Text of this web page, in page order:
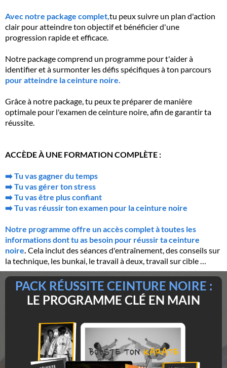
Avec notre package complet, tu peux suivre un plan d'action
clair pour atteindre ton objectif et bénéficier d'une
progression rapide et efficace.
Notre package comprend un programme pour t'aider à
identifier et à surmonter les défis spécifiques à ton parcours
pour atteindre la ceinture noire.
Grâce à notre package, tu peux te préparer de manière
optimale pour l'examen de ceinture noire, afin de garantir ta
réussite.
ACCÈDE À UNE FORMATION COMPLÈTE :
➡️ Tu vas gagner du temps
➡️ Tu vas gérer ton stress
➡️ Tu vas être plus confiant
➡️ Tu vas réussir ton examen pour la ceinture noire
Notre programme offre un accès complet à toutes les
informations dont tu as besoin pour réussir ta ceinture
noire Cela inclut des séances d'entraînement, des conseils sur
la technique, les bunkai, le travail à deux, travail sur cible …
PACK RÉUSSITE CEINTURE NOIRE :
LE PROGRAMME CLÉ EN MAIN